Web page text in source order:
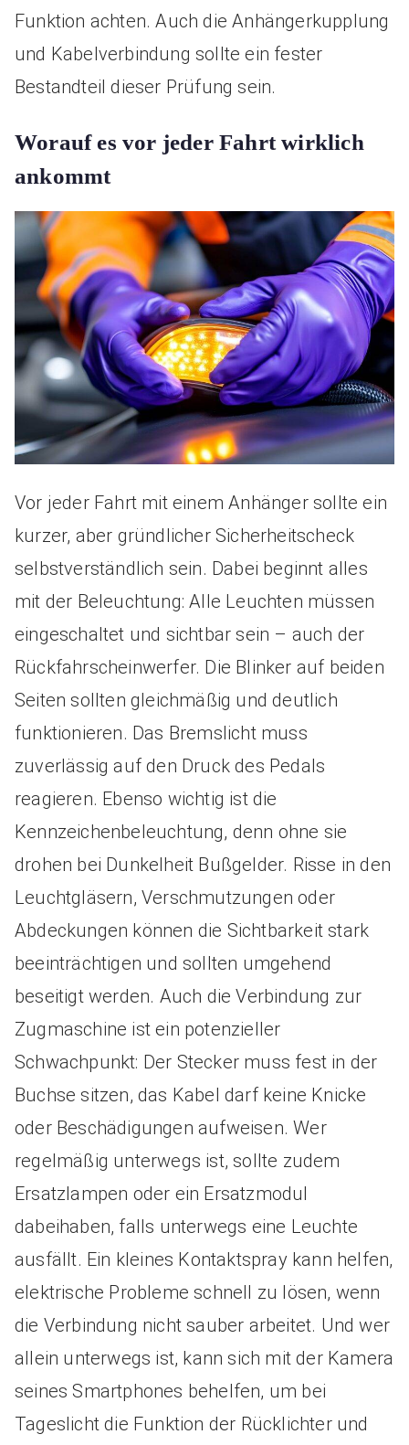
Funktion achten. Auch die Anhängerkupplung
und Kabelverbindung sollte ein fester
Bestandteil dieser Prüfung sein.
Worauf es vor jeder Fahrt wirklich
ankommt
Vor jeder Fahrt mit einem Anhänger sollte ein
kurzer, aber gründlicher Sicherheitscheck
selbstverständlich sein. Dabei beginnt alles
mit der Beleuchtung: Alle Leuchten müssen
eingeschaltet und sichtbar sein – auch der
Rückfahrscheinwerfer. Die Blinker auf beiden
Seiten sollten gleichmäßig und deutlich
funktionieren. Das Bremslicht muss
zuverlässig auf den Druck des Pedals
reagieren. Ebenso wichtig ist die
Kennzeichenbeleuchtung, denn ohne sie
drohen bei Dunkelheit Bußgelder. Risse in den
Leuchtgläsern, Verschmutzungen oder
Abdeckungen können die Sichtbarkeit stark
beeinträchtigen und sollten umgehend
beseitigt werden. Auch die Verbindung zur
Zugmaschine ist ein potenzieller
Schwachpunkt: Der Stecker muss fest in der
Buchse sitzen, das Kabel darf keine Knicke
oder Beschädigungen aufweisen. Wer
regelmäßig unterwegs ist, sollte zudem
Ersatzlampen oder ein Ersatzmodul
dabeihaben, falls unterwegs eine Leuchte
ausfällt. Ein kleines Kontaktspray kann helfen,
elektrische Probleme schnell zu lösen, wenn
die Verbindung nicht sauber arbeitet. Und wer
allein unterwegs ist, kann sich mit der Kamera
seines Smartphones behelfen, um bei
Tageslicht die Funktion der Rücklichter und